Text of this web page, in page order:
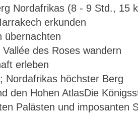
Nordafrikas (8 - 9 Std., 15
erkunden
übernachten
des Roses wandern
erleben
& Nordafrikas
den Hohen AtlasDie
Palästen und imposanten